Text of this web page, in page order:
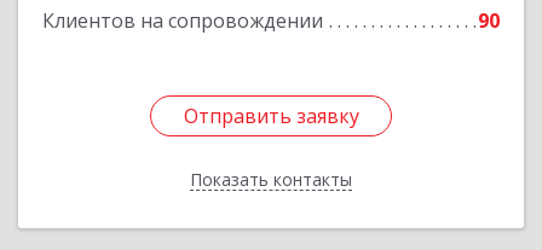
Клиентов на сопровождении 90
Отправить заявку
Показать контакты
Отправить заявку
Назад